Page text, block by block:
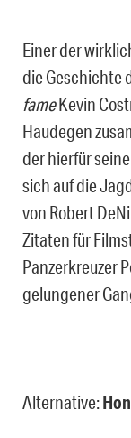
Einer der
die Geschichte
fameKevin
Haudegen
der hierfür
sich auf die
von Robert
Zitaten für
Panzerkreuzer
gelungener
Alternative: